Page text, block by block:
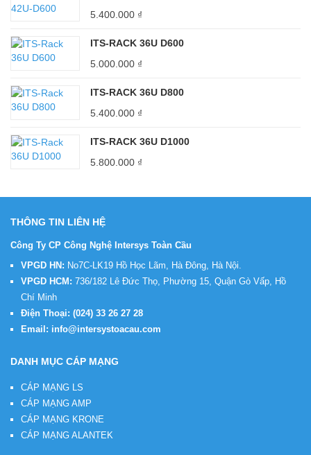
5.400.000 ₫
ITS-RACK 36U D600
5.000.000 ₫
ITS-RACK 36U D800
5.400.000 ₫
ITS-RACK 36U D1000
5.800.000 ₫
THÔNG TIN LIÊN HỆ
Công Ty CP Công Nghệ Intersys Toàn Cầu
VPGD HN: No7C-LK19 Hồ Học Lãm, Hà Đông, Hà Nội.
VPGD HCM: 736/182 Lê Đức Thọ, Phường 15, Quận Gò Vấp, Hồ
Chí Minh
Điện Thoại: (024) 33 26 27 28
Email: info@intersystoacau.com
DANH MỤC CÁP MẠNG
CÁP MẠNG LS
CÁP MẠNG AMP
CÁP MẠNG KRONE
CÁP MẠNG ALANTEK